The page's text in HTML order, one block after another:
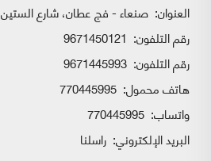
العنوان: صنعاء - فج عطان، شارع الستين
رقم التلفون: 9671450121
رقم التلفون: 9671445993
هاتف محمول: 770445995
واتساب:
البريد الإلكتروني: راسلنا